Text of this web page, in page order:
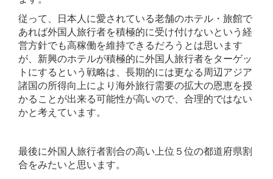
従って、日本人に愛されている老舗のホテル・旅館で
あれば外国人旅行者を積極的に受け付けないという経
営方針でも高稼働を維持できるだろうとは思います
が、新興のホテルが積極的に外国人旅行者をターゲッ
トにするという戦略は、長期的には更なる周辺アジア
諸国の所得向上により海外旅行需要の拡大の恩恵を授
かることが出来る可能性が高いので、合理的ではない
かと考えています。
最後に外国人旅行者割合の高い上位５位の都道府県割
合をみたいと思います。